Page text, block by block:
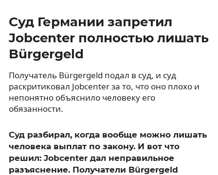
Суд Германии запретил
Jobcenter полностью лишать
Bürgergeld
Получатель Bürgergeld подал в суд, и суд
раскритиковал Jobcenter за то, что оно плохо и
непонятно объяснило человеку его
обязанности.
Суд разбирал, когда вообще можно лишать
человека выплат по закону. И вот что
решил: Jobcenter дал неправильное
разъяснение. Получатели Bürgergeld